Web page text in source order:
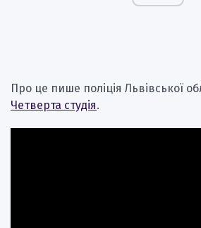
Про це пише поліція Львівської
Четверта студія.